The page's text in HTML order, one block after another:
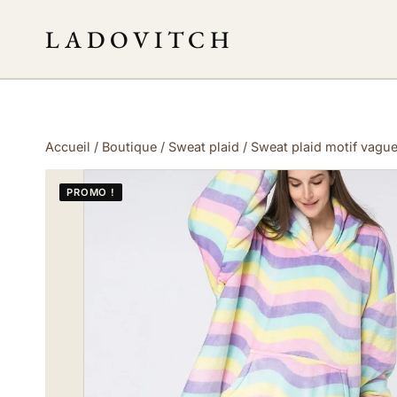
LADOVITCH
Accueil / Boutique / Sweat plaid / Sweat plaid motif vague
PROMO !